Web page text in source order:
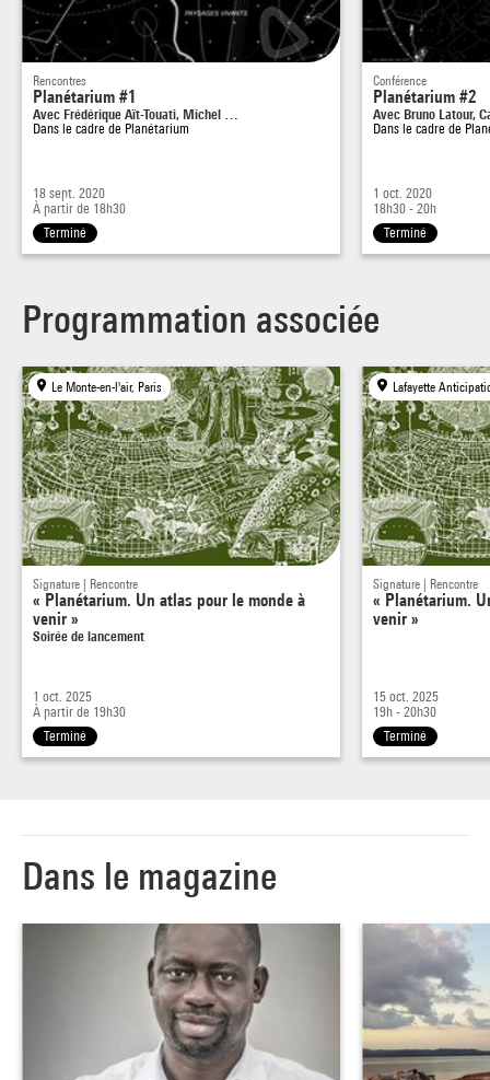
Rencontres
Planétarium #1
Avec Frédérique Aït-Touati, Michel …
Dans le cadre de Planétarium
18 sept. 2020
À partir de 18h30
Terminé
Conférence
Planétarium #2
Avec Bruno Latour,
Dans le cadre de
1 oct. 2020
18h30 - 20h
Terminé
Programmation associée
Le Monte-en-l'air, Paris
Signature | Rencontre
« Planétarium. Un atlas pour le monde à
venir »
Soirée de lancement
1 oct. 2025
À partir de 19h30
Terminé
Lafayette
Signature | Rencontre
« Planétarium.
venir »
15 oct. 2025
19h - 20h30
Terminé
Dans le magazine